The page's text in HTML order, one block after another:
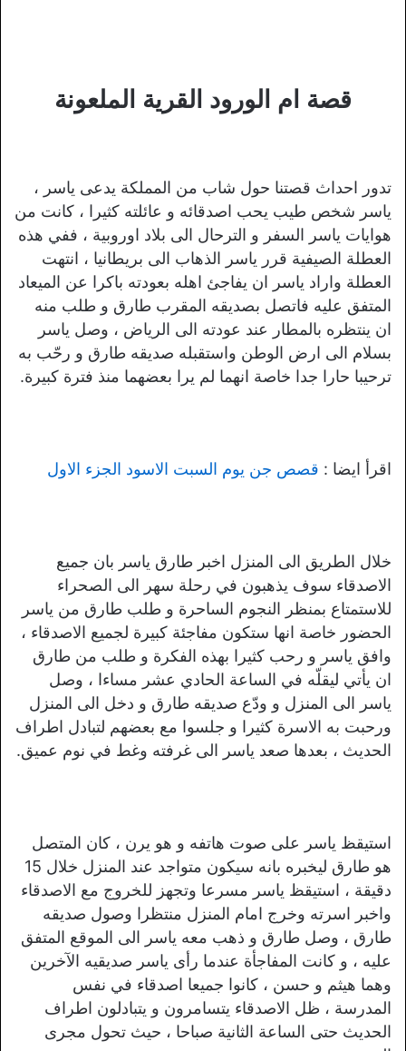
قصة ام الورود القرية الملعونة
تدور احداث قصتنا حول شاب من المملكة يدعى ياسر ،
ياسر شخص طيب يحب اصدقائه و عائلته كثيرا ، كانت من
هوايات ياسر السفر و الترحال الى بلاد اوروبية ، ففي هذه
العطلة الصيفية قرر ياسر الذهاب الى بريطانيا ، انتهت
العطلة واراد ياسر ان يفاجئ اهله بعودته باكرا عن الميعاد
المتفق عليه فاتصل بصديقه المقرب طارق و طلب منه
ان ينتظره بالمطار عند عودته الى الرياض ، وصل ياسر
بسلام الى ارض الوطن واستقبله صديقه طارق و رحّب به
ترحيبا حارا جدا خاصة انهما لم يرا بعضهما منذ فترة كبيرة.
اقرأ ايضا : قصص جن يوم السبت الاسود الجزء الاول
خلال الطريق الى المنزل اخبر طارق ياسر بان جميع
الاصدقاء سوف يذهبون في رحلة سهر الى الصحراء
للاستمتاع بمنظر النجوم الساحرة و طلب طارق من ياسر
الحضور خاصة انها ستكون مفاجئة كبيرة لجميع الاصدقاء ،
وافق ياسر و رحب كثيرا بهذه الفكرة و طلب من طارق
ان يأتي ليقلّه في الساعة الحادي عشر مساءا ، وصل
ياسر الى المنزل و ودّع صديقه طارق و دخل الى المنزل
ورحبت به الاسرة كثيرا و جلسوا مع بعضهم لتبادل اطراف
الحديث ، بعدها صعد ياسر الى غرفته وغط في نوم عميق.
استيقظ ياسر على صوت هاتفه و هو يرن ، كان المتصل
هو طارق ليخبره بانه سيكون متواجد عند المنزل خلال 15
دقيقة ، استيقظ ياسر مسرعا وتجهز للخروج مع الاصدقاء
واخبر اسرته وخرج امام المنزل منتظرا وصول صديقه
طارق ، وصل طارق و ذهب معه ياسر الى الموقع المتفق
عليه ، و كانت المفاجأة عندما رأى ياسر صديقيه الآخرين
وهما هيثم و حسن ، كانوا جميعا اصدقاء في نفس
المدرسة ، ظل الاصدقاء يتسامرون و يتبادلون اطراف
الحديث حتى الساعة الثانية صباحا ، حيث تحول مجرى